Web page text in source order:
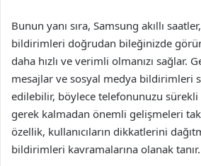
Bunun yanı sıra, Samsung akıllı
bildirimleri doğrudan bileğinizde
daha hızlı ve verimli olmanızı sağlar.
mesajlar ve sosyal medya bildirimleri
edilebilir, böylece telefonunuzu
gerek kalmadan önemli gelişmeleri
özellik, kullanıcıların dikkatlerini
bildirimleri kavramalarına olanak tanır.